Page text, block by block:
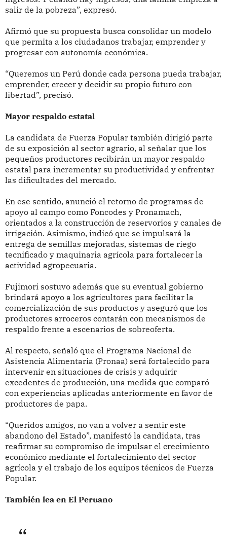
salir de la pobreza”, expresó.
Afirmó que su propuesta busca consolidar un modelo
que permita a los ciudadanos trabajar, emprender y
progresar con autonomía económica.
“Queremos un Perú donde cada persona pueda trabajar,
emprender, crecer y decidir su propio futuro con
libertad”, precisó.
Mayor respaldo estatal
La candidata de Fuerza Popular también dirigió parte
de su exposición al sector agrario, al señalar que los
pequeños productores recibirán un mayor respaldo
estatal para incrementar su productividad y enfrentar
las dificultades del mercado.
En ese sentido, anunció el retorno de programas de
apoyo al campo como Foncodes y Pronamach,
orientados a la construcción de reservorios y canales de
irrigación. Asimismo, indicó que se impulsará la
entrega de semillas mejoradas, sistemas de riego
tecnificado y maquinaria agrícola para fortalecer la
actividad agropecuaria.
Fujimori sostuvo además que su eventual gobierno
brindará apoyo a los agricultores para facilitar la
comercialización de sus productos y aseguró que los
productores arroceros contarán con mecanismos de
respaldo frente a escenarios de sobreoferta.
Al respecto, señaló que el Programa Nacional de
Asistencia Alimentaria (Pronaa) será fortalecido para
intervenir en situaciones de crisis y adquirir
excedentes de producción, una medida que comparó
con experiencias aplicadas anteriormente en favor de
productores de papa.
“Queridos amigos, no van a volver a sentir este
abandono del Estado”, manifestó la candidata, tras
reafirmar su compromiso de impulsar el crecimiento
económico mediante el fortalecimiento del sector
agrícola y el trabajo de los equipos técnicos de Fuerza
Popular.
También lea en El Peruano